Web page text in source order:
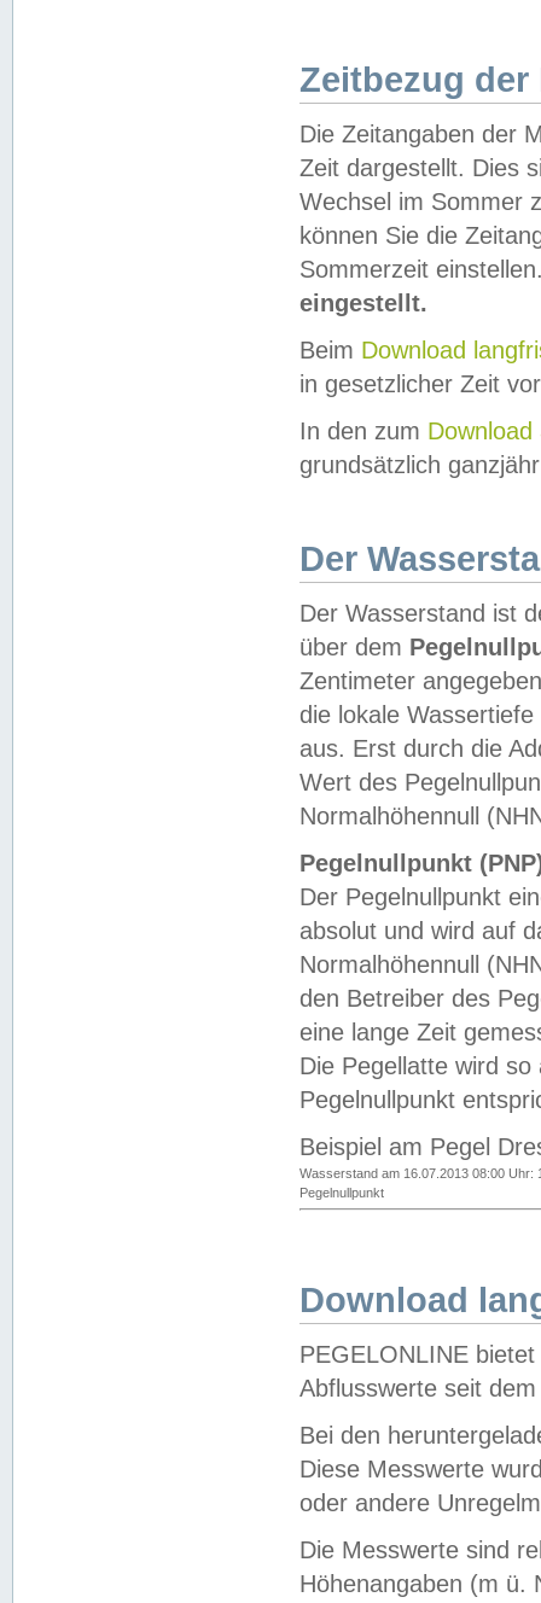
Zeitbezug der
Die Zeitangaben der
Zeit dargestellt. Dies
Wechsel im Sommer
können Sie die
Sommerzeit
eingestellt.
Beim Download
in gesetzlicher Zeit
In den zum Download
grundsätzlich
Der
Der Wasserstand ist
über dem
Zentimeter
die lokale
aus. Erst durch die
Wert des
Normalhöhennull
Pegelnullpunkt
Der Pegelnullpunkt
absolut und wird auf
Normalhöhennull
den Betreiber des
eine lange Zeit
Die Pegellatte wird
Pegelnullpunkt
Beispiel am Pegel
Wasserstand am 16.07.2013 08:00 Uhr:
Pegelnullpunkt
Download
PEGELONLINE
Abflusswerte seit
Bei den
Diese Messwerte
oder andere
Die Messwerte sind
Höhenangaben (m ü.